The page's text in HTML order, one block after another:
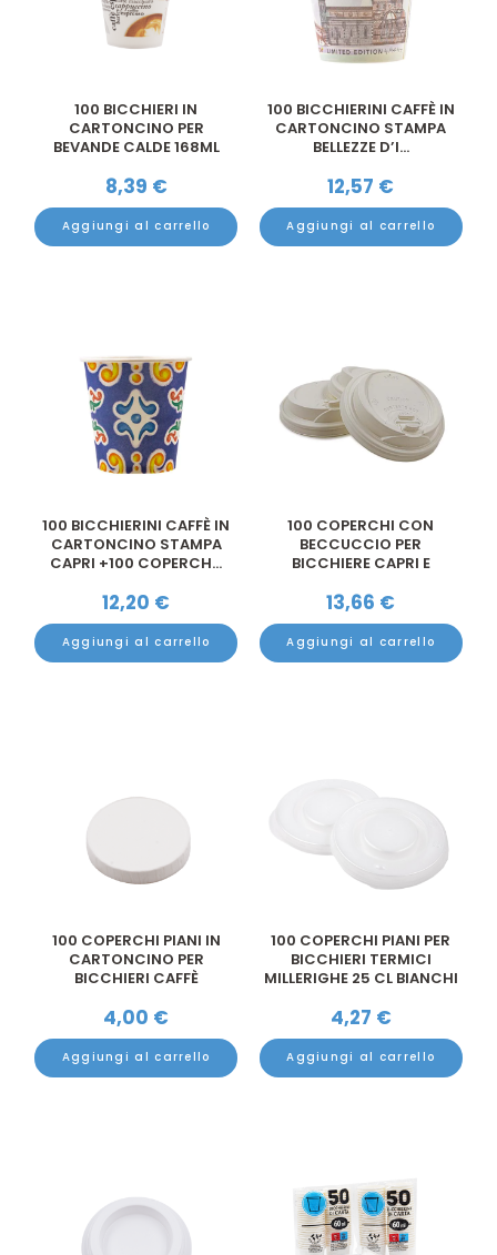
100 BICCHIERI IN
CARTONCINO PER
BEVANDE CALDE 168ML
8,39 €
Aggiungi al carrello
100 BICCHIERINI CAFFÈ IN
CARTONCINO STAMPA
BELLEZZE D’I...
12,57 €
Aggiungi al carrello
100 BICCHIERINI CAFFÈ IN
CARTONCINO STAMPA
CAPRI +100 COPERCH...
12,20 €
Aggiungi al carrello
100 COPERCHI CON
BECCUCCIO PER
BICCHIERE CAPRI E
13,66 €
Aggiungi al carrello
100 COPERCHI PIANI IN
CARTONCINO PER
BICCHIERI CAFFÈ
4,00 €
Aggiungi al carrello
100 COPERCHI PIANI PER
BICCHIERI TERMICI
MILLERIGHE 25 CL BIANCHI
4,27 €
Aggiungi al carrello